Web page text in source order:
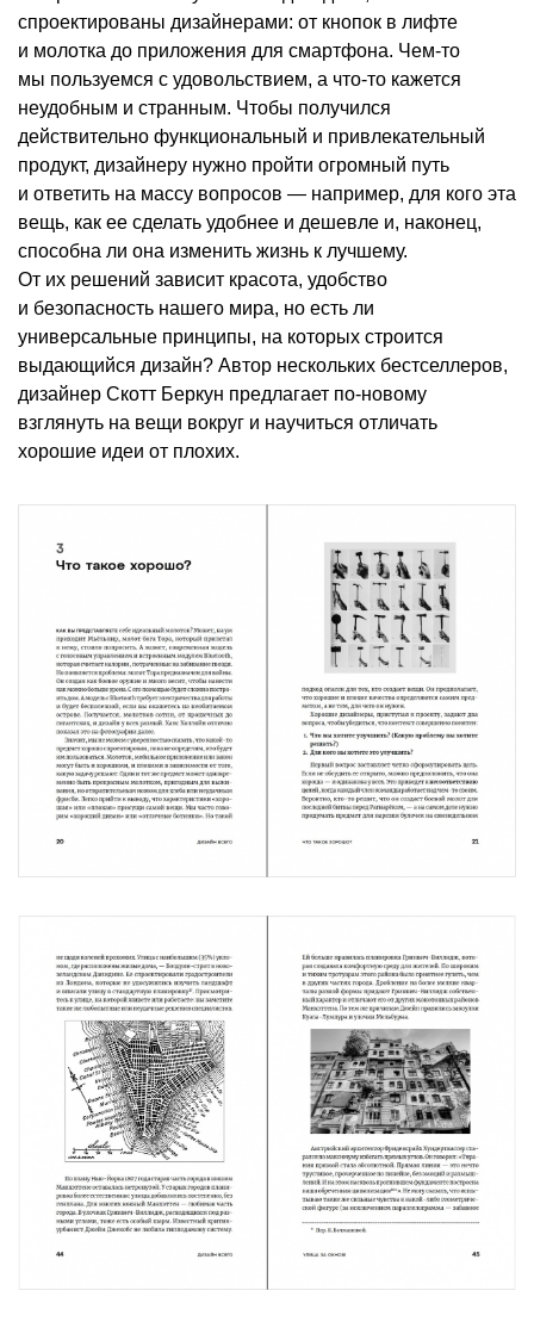
спроектированы дизайнерами: от кнопок в лифте
и молотка до приложения для смартфона. Чем-то
мы пользуемся с удовольствием, а что-то кажется
неудобным и странным. Чтобы получился
действительно функциональный и привлекательный
продукт, дизайнеру нужно пройти огромный путь
и ответить на массу вопросов — например, для кого эта
вещь, как ее сделать удобнее и дешевле и, наконец,
способна ли она изменить жизнь к лучшему.
От их решений зависит красота, удобство
и безопасность нашего мира, но есть ли
универсальные принципы, на которых строится
выдающийся дизайн? Автор нескольких бестселлеров,
дизайнер Скотт Беркун предлагает по-новому
взглянуть на вещи вокруг и научиться отличать
хорошие идеи от плохих.